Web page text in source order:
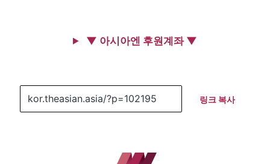
▼ 아시아엔 후원계좌 ▼
링크 복사